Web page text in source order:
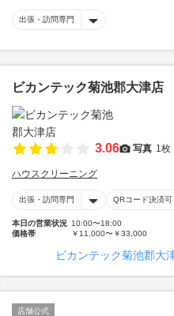
出張・訪問専門
ビカンテック菊池郡大津店
3.06 写真 1枚
ハウスクリーニング
出張・訪問専門 QRコード決済可
本日の営業状況 10:00〜18:00
価格帯
￥11,000〜￥33,000
ビカンテック菊池郡大
店舗公式